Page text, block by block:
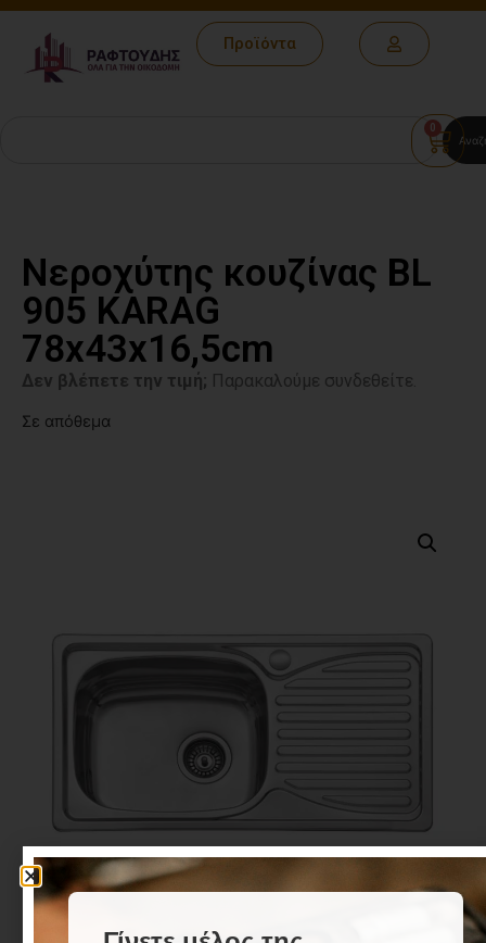
Προϊόντα
0
Νεροχύτης κουζίνας BL
905 KARAG
78x43x16,5cm
Δεν βλέπετε την τιμή; Παρακαλούμε συνδεθείτε.
Σε απόθεμα